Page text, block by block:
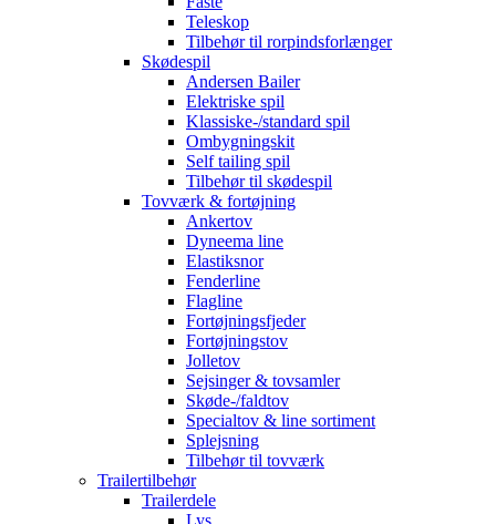
Teleskop
Tilbehør til rorpindsforlænger
Skødespil
Andersen Bailer
Elektriske spil
Klassiske-/standard spil
Ombygningskit
Self tailing spil
Tilbehør til skødespil
Tovværk & fortøjning
Ankertov
Dyneema line
Elastiksnor
Fenderline
Flagline
Fortøjningsfjeder
Fortøjningstov
Jolletov
Sejsinger & tovsamler
Skøde-/faldtov
Specialtov & line sortiment
Splejsning
Tilbehør til tovværk
Trailertilbehør
Trailerdele